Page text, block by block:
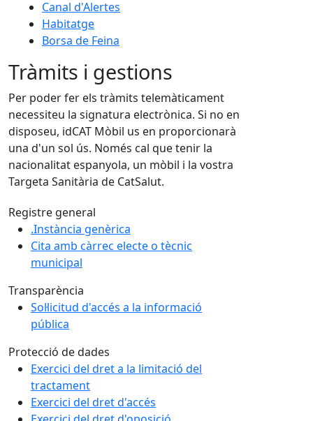
Canal d'Alertes
Habitatge
Borsa de Feina
Tràmits i gestions
Per poder fer els tràmits telemàticament
necessiteu la signatura electrònica. Si no en
disposeu, idCAT Mòbil us en proporcionarà
una d'un sol ús. Només cal que tenir la
nacionalitat espanyola, un mòbil i la vostra
Targeta Sanitària de CatSalut.
Registre general
.Instància genèrica
Cita amb càrrec electe o tècnic
municipal
Transparència
Sol·licitud d'accés a la informació
pública
Protecció de dades
Exercici del dret a la limitació del
tractament
Exercici del dret d'accés